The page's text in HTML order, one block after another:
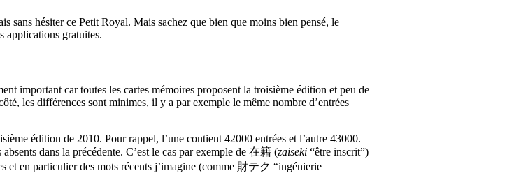
sans hésiter ce Petit Royal. Mais sachez que bien que moins bien pensé, le
applications gratuites.
important car toutes les cartes mémoires proposent la troisième édition et peu de
les différences sont minimes, il y a par exemple le même nombre d’entrées
édition de 2010. Pour rappel, l’une contient 42000 entrées et l’autre 43000.
dans la précédente. C’est le cas par exemple de 在籍 (zaiseki “être inscrit”)
et en particulier des mots récents j’imagine (comme 財テク “ingénierie